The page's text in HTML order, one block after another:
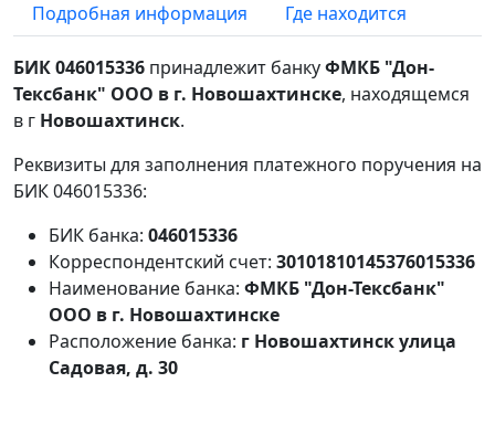
Подробная информация
Где находится
БИК 046015336 принадлежит банкуФМКБ "Дон-
Тексбанк" ООО в г. Новошахтинске, находящемся
в г Новошахтинск.
Реквизиты для заполнения платежного поручения на
БИК 046015336:
БИК банка: 046015336
Корреспондентский счет: 30101810145376015336
Наименование банка: ФМКБ "Дон-Тексбанк"
ООО в г. Новошахтинске
Расположение банка: г Новошахтинск улица
Садовая, д. 30